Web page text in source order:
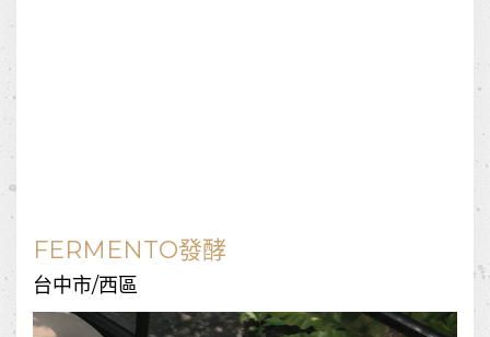
FERMENTO發酵
台中市/西區